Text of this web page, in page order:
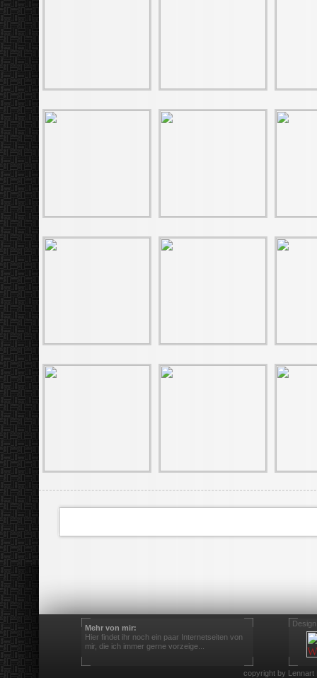
Mehr von mir:
Hier findet ihr noch ein paar Internetseiten von
mir, die ich immer gerne vorzeige...
copyright by